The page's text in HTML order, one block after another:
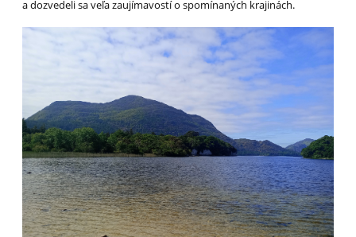
V piatok 14.6. sme boli odovzdať 106 ks pozdravov a 35 ks kvetov
v dome jesene života na Hanulovej v Dúbravke.
a dozvedeli sa veľa zaujímavostí o spomínaných krajinách.